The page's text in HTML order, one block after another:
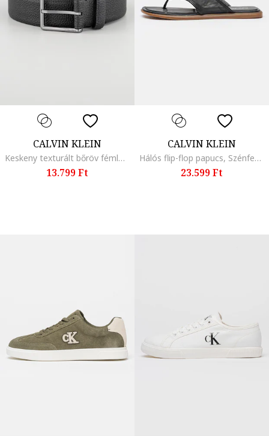
CALVIN KLEIN
Keskeny texturált bőröv fémlogóval, Fekete
13.799 Ft
CALVIN KLEIN
Hálós flip-flop papucs, Szénfekete
23.599 Ft